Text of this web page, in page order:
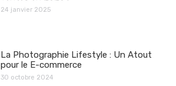
24 janvier 2025
La Photographie Lifestyle : Un Atout
pour le E-commerce
30 octobre 2024